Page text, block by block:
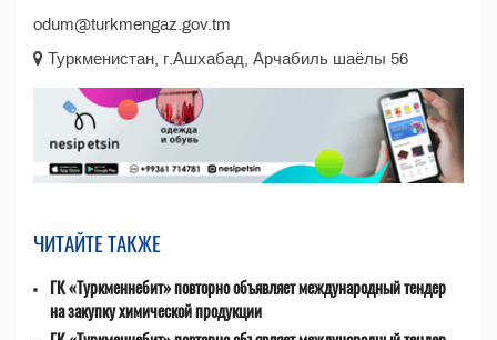
odum@turkmengaz.gov.tm
Туркменистан, г.Ашхабад, Арчабиль шаёлы 56
ЧИТАЙТЕ ТАКЖЕ
ГК «Туркменнебит» повторно объявляет международный тендер
на закупку химической продукции